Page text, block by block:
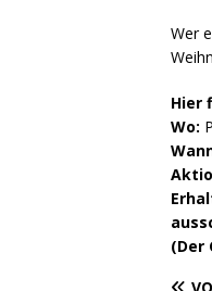
Wer
Hier
Wo:
(Der